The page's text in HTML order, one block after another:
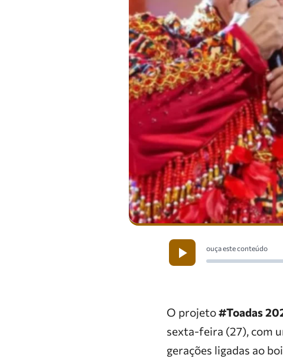
ouça este conteúdo
O projeto#Toadas
sexta-feira (27), com
gerações ligadas ao